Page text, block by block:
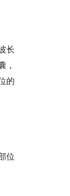
长
，
的
位